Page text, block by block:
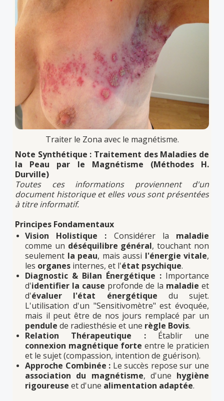
Traiter le Zona avec le magnétisme.
Note Synthétique : Traitement des Maladies de
la Peau par le Magnétisme (Méthodes H.
Durville)
Toutes ces informations proviennent d'un
document historique et elles vous sont présentées
à titre informatif.
Principes Fondamentaux
Vision Holistique : Considérer la maladie
comme un déséquilibre général, touchant non
seulement la peau, mais aussi l'énergie vitale,
les organes internes, et l'état psychique.
Diagnostic & Bilan Énergétique : Importance
d'identifier la cause profonde de la maladie et
d'évaluer l'état énergétique du sujet.
L'utilisation d'un "Sensitivomètre" est évoquée,
mais il peut être de nos jours remplacé par un
pendule de radiesthésie et une règle Bovis.
Relation Thérapeutique :Établir une
connexion magnétique forte entre le praticien
et le sujet (compassion, intention de guérison).
Approche Combinée : Le succès repose sur une
association du magnétisme, d'une hygiène
rigoureuse et d'une alimentation adaptée.